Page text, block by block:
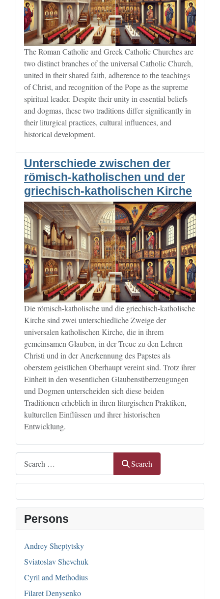
Search
Persons
Andrey Sheptytsky
Sviatoslav Shevchuk
Cyril and Methodius
Filaret Denysenko
The Roman Catholic and Greek Catholic Churches are
two distinct branches of the universal Catholic Church,
united in their shared faith, adherence to the teachings
of Christ, and recognition of the Pope as the supreme
spiritual leader. Despite their unity in essential beliefs
and dogmas, these two traditions differ significantly in
their liturgical practices, cultural influences, and
historical development.
Unterschiede zwischen der
römisch-katholischen und der
griechisch-katholischen Kirche
Die römisch-katholische und die griechisch-katholische
Kirche sind zwei unterschiedliche Zweige der
universalen katholischen Kirche, die in ihrem
gemeinsamen Glauben, in der Treue zu den Lehren
Christi und in der Anerkennung des Papstes als
oberstem geistlichen Oberhaupt vereint sind. Trotz ihrer
Einheit in den wesentlichen Glaubensüberzeugungen
und Dogmen unterscheiden sich diese beiden
Traditionen erheblich in ihren liturgischen Praktiken,
kulturellen Einflüssen und ihrer historischen
Entwicklung.